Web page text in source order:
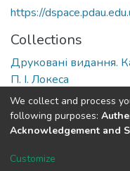
https://
Collections
Друковані видання.
П. І. Локеса
Full item page
DSpace software
We collect and process
following purposes:
Acknowledgement and
Customize